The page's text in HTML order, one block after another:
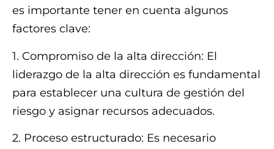
es importante tener en cuenta algunos
factores clave:
1. Compromiso de la alta dirección: El
liderazgo de la alta dirección es fundamental
para establecer una cultura de gestión del
riesgo y asignar recursos adecuados.
2. Proceso estructurado: Es necesario